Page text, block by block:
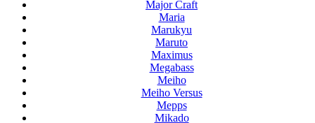
Major Craft
Maria
Marukyu
Maruto
Maximus
Megabass
Meiho
Meiho Versus
Mepps
Mikado